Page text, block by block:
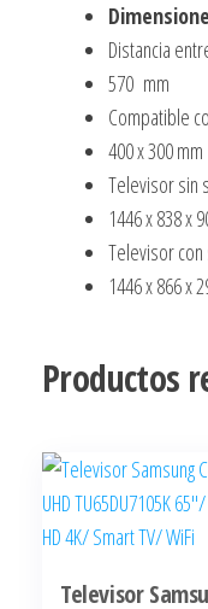
Distancia
570 mm
Compatible
400 x 300 mm
Televisor sin
1446 x 838 x
Televisor con
1446 x 866 x
Productos
Televisor